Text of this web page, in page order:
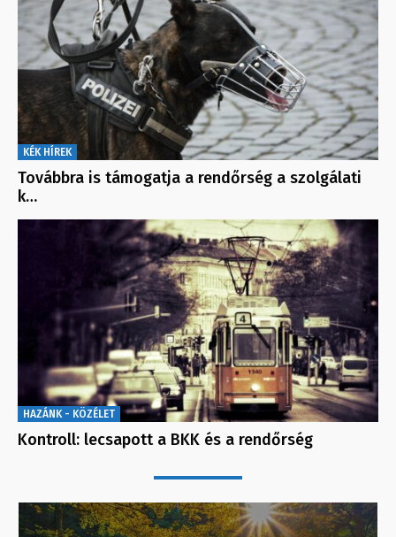
KÉK HÍREK
Továbbra is támogatja a rendőrség a szolgálati
k…
HAZÁNK - KÖZÉLET
Kontroll: lecsapott a BKK és a rendőrség